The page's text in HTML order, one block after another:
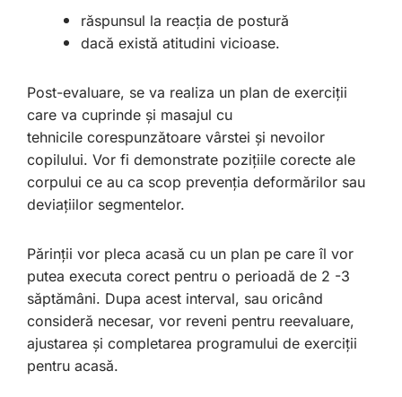
răspunsul la reacția de postură
dacă există atitudini vicioase.
Post-evaluare, se va realiza un plan de exerciții
care va cuprinde și masajul cu
tehnicile corespunzătoare vârstei și nevoilor
copilului. Vor fi demonstrate pozițiile corecte ale
corpului ce au ca scop prevenția deformărilor sau
deviațiilor segmentelor.
Părinții vor pleca acasă cu un plan pe care îl vor
putea executa corect pentru o perioadă de 2 -3
săptămâni. Dupa acest interval, sau oricând
consideră necesar, vor reveni pentru reevaluare,
ajustarea și completarea programului de exerciții
pentru acasă.